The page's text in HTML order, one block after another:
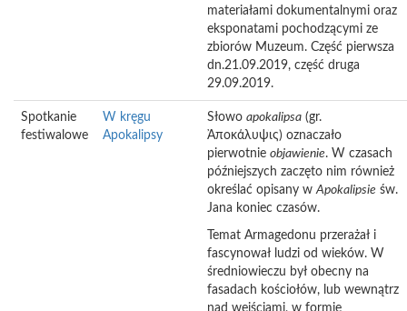
materiałami dokumentalnymi oraz
eksponatami pochodzącymi ze
zbiorów Muzeum. Część pierwsza
dn.21.09.2019, część druga
29.09.2019.
Spotkanie
festiwalowe
W kręgu
Apokalipsy
Słowo apokalipsa (gr.
Ἀποκάλυψις) oznaczało
pierwotnie objawienie. W czasach
późniejszych zaczęto nim również
określać opisany wApokalipsie św.
Jana koniec czasów.
Temat Armagedonu przerażał i
fascynował ludzi od wieków. W
średniowieczu był obecny na
fasadach kościołów, lub wewnątrz
nad wejściami, w formie